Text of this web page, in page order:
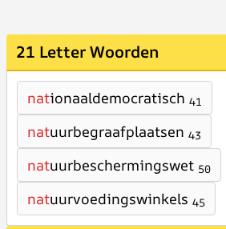
21 Letter Woorden
nationaaldemocratisch 41
natuurbegraafplaatsen 43
natuurbeschermingswet 50
natuurvoedingswinkels 45